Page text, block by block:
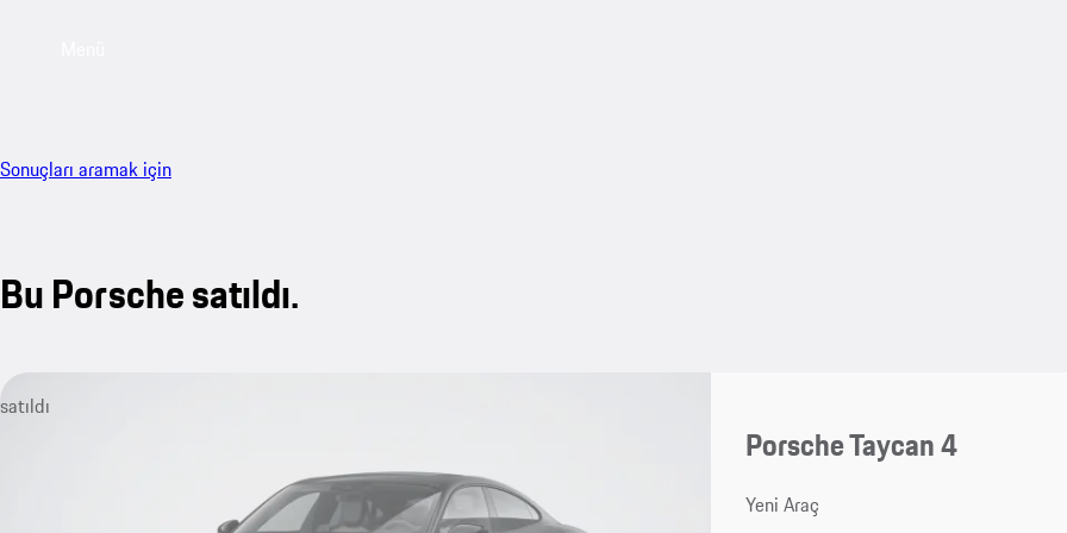
Sonuçları aramak için
Bu Porsche satıldı.
satıldı
Porsche Taycan 4
Yeni Araç